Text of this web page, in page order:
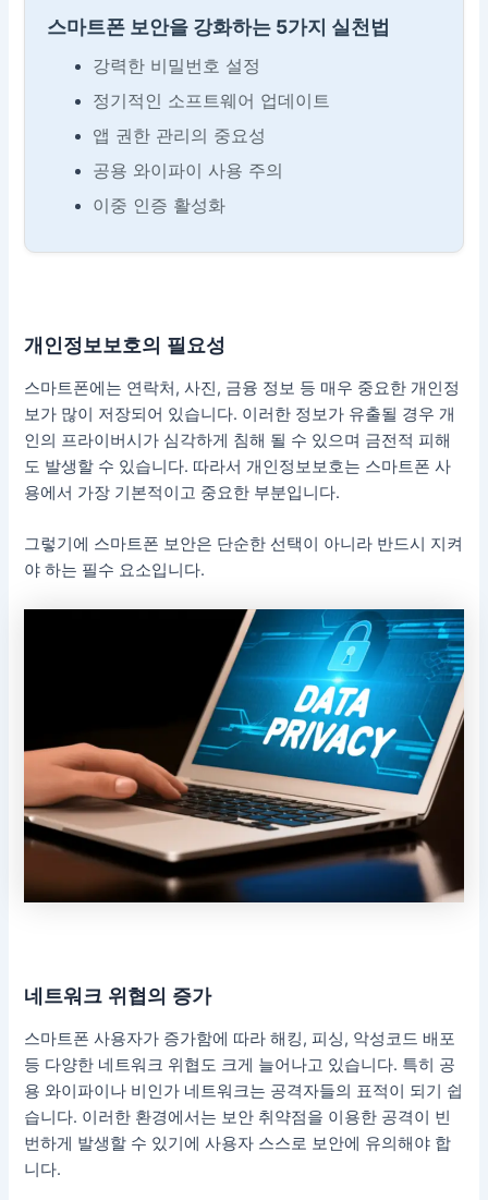
스마트폰 보안을 강화하는 5가지 실천법
강력한 비밀번호 설정
정기적인 소프트웨어 업데이트
앱 권한 관리의 중요성
공용 와이파이 사용 주의
이중 인증 활성화
개인정보보호의 필요성
스마트폰에는 연락처, 사진, 금융 정보 등 매우 중요한 개인정
보가 많이 저장되어 있습니다. 이러한 정보가 유출될 경우 개
인의 프라이버시가 심각하게 침해 될 수 있으며 금전적 피해
도 발생할 수 있습니다. 따라서 개인정보보호는 스마트폰 사
용에서 가장 기본적이고 중요한 부분입니다.
그렇기에 스마트폰 보안은 단순한 선택이 아니라 반드시 지켜
야 하는 필수 요소입니다.
네트워크 위협의 증가
스마트폰 사용자가 증가함에 따라 해킹, 피싱, 악성코드 배포
등 다양한 네트워크 위협도 크게 늘어나고 있습니다. 특히 공
용 와이파이나 비인가 네트워크는 공격자들의 표적이 되기 쉽
습니다. 이러한 환경에서는 보안 취약점을 이용한 공격이 빈
번하게 발생할 수 있기에 사용자 스스로 보안에 유의해야 합
니다.